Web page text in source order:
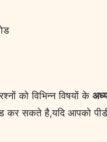
को विभिन्न विषयों के
कर सकते है,यदि आपको